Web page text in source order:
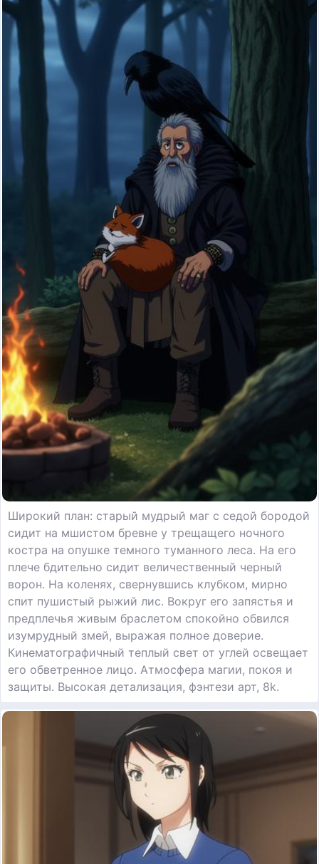
Широкий план: старый мудрый маг с седой бородой
сидит на мшистом бревне у трещащего ночного
костра на опушке темного туманного леса. На его
плече бдительно сидит величественный черный
ворон. На коленях, свернувшись клубком, мирно
спит пушистый рыжий лис. Вокруг его запястья и
предплечья живым браслетом спокойно обвился
изумрудный змей, выражая полное доверие.
Кинематографичный теплый свет от углей освещает
его обветренное лицо. Атмосфера магии, покоя и
защиты. Высокая детализация, фэнтези арт, 8k.